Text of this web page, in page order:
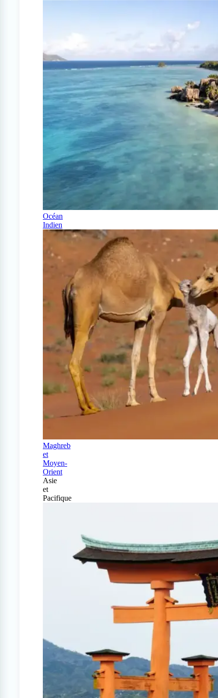
Océan
Indien
Maghreb
et
Moyen-
Orient
Asie
et
Pacifique